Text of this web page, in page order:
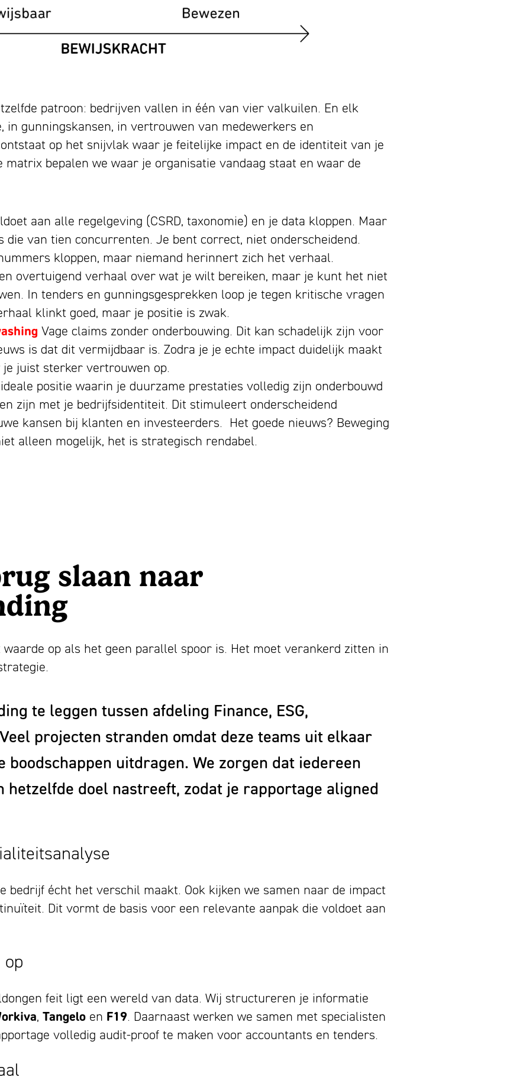
patroon: bedrijven vallen in één van vier valkuilen. En elk
in gunningskansen, in vertrouwen van medewerkers en
op het snijvlak waar je feitelijke impact en de identiteit van je
matrix bepalen we waar je organisatie vandaag staat en waar de
aan alle regelgeving (CSRD, taxonomie) en je data kloppen. Maar
die van tien concurrenten. Je bent correct, niet onderscheidend.
kloppen, maar niemand herinnert zich het verhaal.
overtuigend verhaal over wat je wilt bereiken, maar je kunt het niet
In tenders en gunningsgesprekken loop je tegen kritische vragen
klinkt goed, maar je positie is zwak.
Vage claims zonder onderbouwing. Dit kan schadelijk zijn voor
is dat dit vermijdbaar is. Zodra je je echte impact duidelijk maakt
juist sterker vertrouwen op.
positie waarin je duurzame prestaties volledig zijn onderbouwd
zijn met je bedrijfsidentiteit. Dit stimuleert onderscheidend
kansen bij klanten en investeerders. Het goede nieuws? Beweging
alleen mogelijk, het is strategisch rendabel.
slaan naar
op als het geen parallel spoor is. Het moet verankerd zitten in
te leggen tussen afdeling Finance, ESG,
projecten stranden omdat deze teams uit elkaar
boodschappen uitdragen. We zorgen dat iedereen
hetzelfde doel nastreeft, zodat je rapportage aligned
bedrijf écht het verschil maakt. Ook kijken we samen naar de impact
Dit vormt de basis voor een relevante aanpak die voldoet aan
op
feit ligt een wereld van data. Wij structureren je informatie
, Tangelo en F19. Daarnaast werken we samen met specialisten
volledig audit-proof te maken voor accountants en tenders.